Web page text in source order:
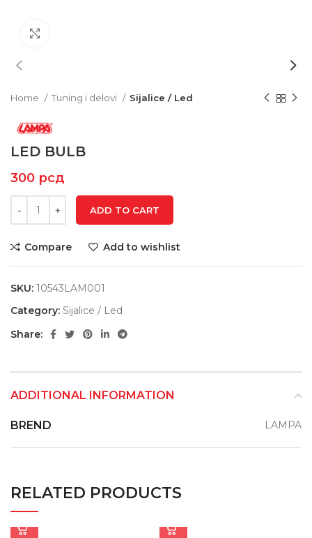
Home Tuning i delovi Sijalice / Led
LED BULB
300 рсд
ADD TO CART
Compare Add to wishlist
SKU: 10543LAM001
Category: Sijalice / Led
Share:
ADDITIONAL INFORMATION
BREND LAMPA
RELATED PRODUCTS